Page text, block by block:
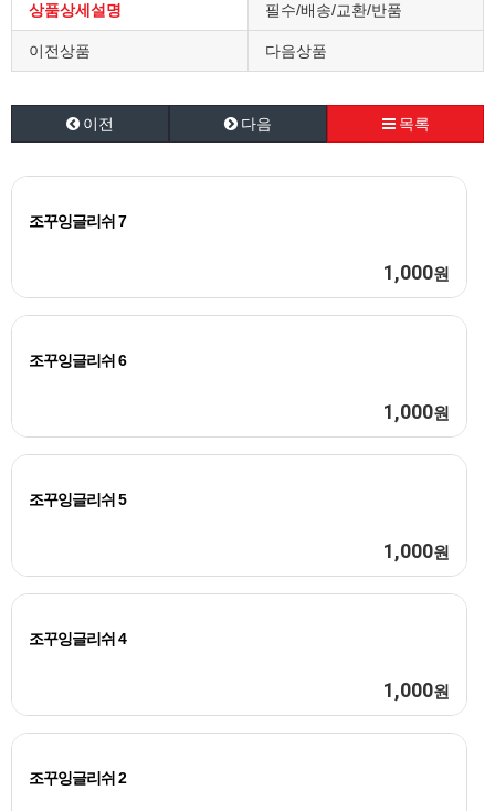
상품상세설명 필수/배송/교환/반품
이전상품 다음상품
이전 다음 목록
조꾸잉글리쉬 7
1,000원
조꾸잉글리쉬 6
1,000원
조꾸잉글리쉬 5
1,000원
조꾸잉글리쉬 4
1,000원
조꾸잉글리쉬 2